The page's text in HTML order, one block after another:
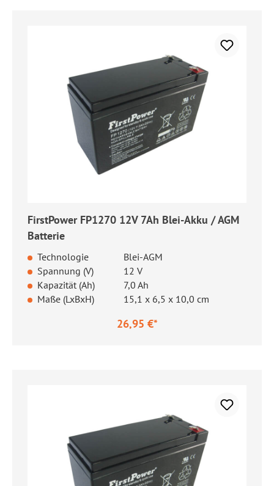
FirstPower FP1270 12V 7Ah Blei-Akku / AGM
Batterie
Technologie
Blei-AGM
Spannung (V)
12 V
Kapazität (Ah)
7,0 Ah
Maße (LxBxH)
15,1 x 6,5 x 10,0 cm
26,95 €*